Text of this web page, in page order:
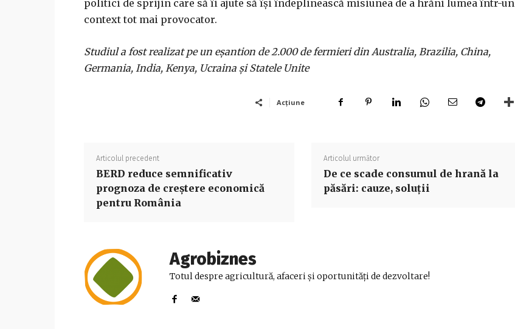
politici de sprijin care să îi ajute să își îndeplinească misiunea de a hrăni lumea într-un
context tot mai provocator.
Studiul a fost realizat pe un eșantion de 2.000 de fermieri din Australia, Brazilia, China,
Germania, India, Kenya, Ucraina și Statele Unite
Acțiune
Articolul precedent
BERD reduce semnificativ
prognoza de creștere economică
pentru România
Articolul următor
De ce scade consumul de hrană la
păsări: cauze, soluții
Agrobiznes
Totul despre agricultură, afaceri și oportunități de dezvoltare!